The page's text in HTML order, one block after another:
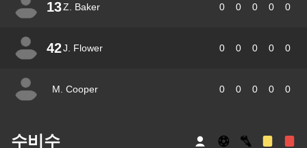
13Z. Baker 0 0 0 0 0
42J. Flower 0 0 0 0 0
M. Cooper 0 0 0 0 0
수비수